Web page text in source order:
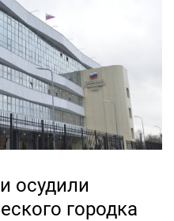
осудили
городка